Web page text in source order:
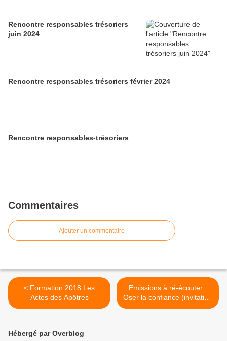
Rencontre responsables trésoriers
juin 2024
Rencontre responsables trésoriers février 2024
Rencontre responsables-trésoriers
Commentaires
Ajouter un commentaire
< Formation 2018 Les
Actes des Apôtres
Emissions à ré-écouter :
Oser la confiance (invitation
de RCF pour l'Avent) >
Hébergé par Overblog